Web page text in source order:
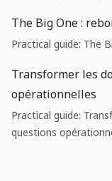
The Big One :
Practical guide: The
Transformer les
opérationnelles
Practical guide:
questions